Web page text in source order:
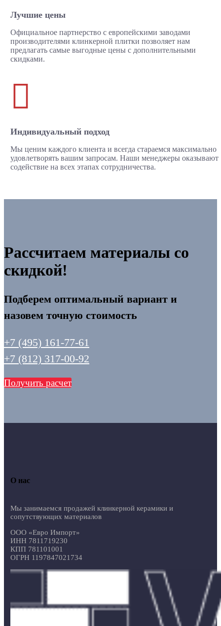
Лучшие цены
Официальное партнерство с европейскими заводами
производителями клинкерной плитки позволяет нам
предлагать самые выгодные цены с дополнительными
скидками.

Индивидуальный подход
Мы ценим каждого клиента и всегда стараемся максимально
удовлетворять вашим запросам. Наши менеджеры оказывают
содействие на всех этапах сотрудничества.
Рассчитаем материалы со
скидкой!
Подберем оптимальный вариант и
назовем точную стоимость
+7 (495) 161-77-61
+7 (812) 317-00-92
Получить расчет
О нас
Мы занимаемся продажей клинкерной керамики и
сопутствующих материалов
ООО «Евро Импорт»
ИНН 7811719230
КПП 781101001
ОГРН 1197847021734